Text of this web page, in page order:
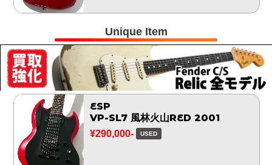
Unique Item
ESP
VP-SL7 風林火山RED 2001
¥290,000- USED